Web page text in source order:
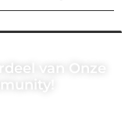
van Onze